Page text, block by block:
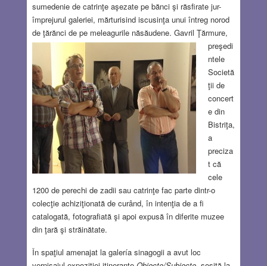
sumedenie de catrinţe aşezate pe bănci şi răsfirate jur-
împrejurul galeriei, mărturisind iscusinţa unui întreg norod
de ţărănci de pe meleagurile năsăudene. Gavril Ţărmure,
preşedi
ntele
Societă
ţii de
concert
e din
Bistriţa,
a
preciza
t că
cele
1200 de perechi de zadii sau catrinţe fac parte dintr-o
colecţie achiziţionată de curând, în intenţia de a fi
catalogată, fotografiată şi apoi expusă în diferite muzee
din ţară şi străinătate.
În spaţiul amenajat la galería sinagogii a avut loc